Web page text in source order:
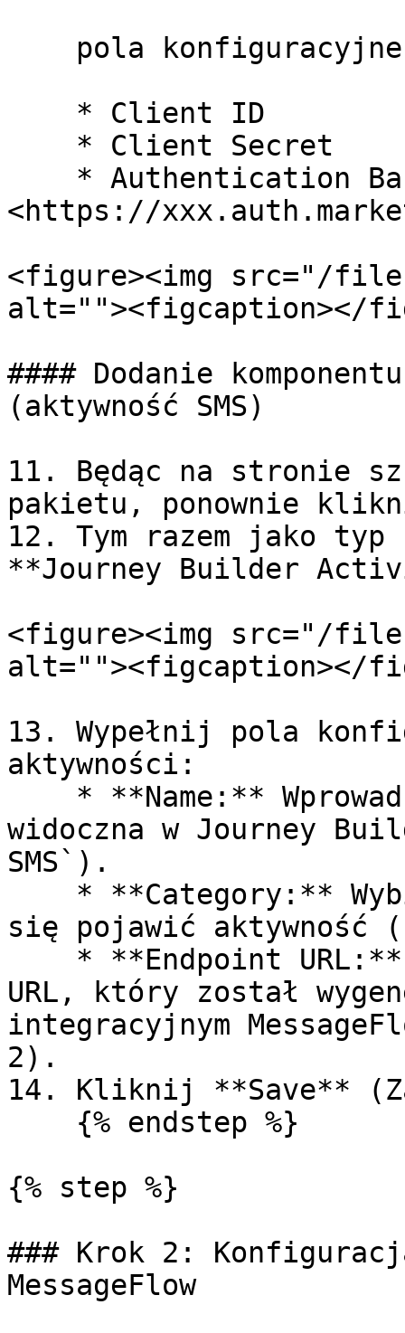
<https://
<figure><img src="/files/
alt=""><figcaption></
#### Dodanie
(aktywność SMS)
11. Będąc na stronie
pakietu, ponownie
12. Tym razem jako typ
**Journey Builder
<figure><img src="/files/
alt=""><figcaption></
13. Wypełnij pola
aktywności:
widoczna w Journey
SMS`).
się pojawić aktywność
URL, który został
integracyjnym
2).
14. Kliknij **Save**
{% step %}
### Krok 2:
MessageFlow